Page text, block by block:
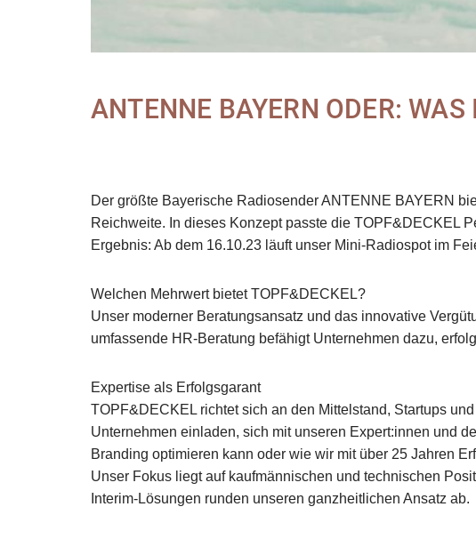
ANTENNE BAYERN ODER: WAS
Der größte Bayerische Radiosender ANTENNE BAYERN
Reichweite. In dieses Konzept passte die TOPF&DECKEL
Ergebnis: Ab dem 16.10.23 läuft unser Mini-Radiospot im
Welchen Mehrwert bietet TOPF&DECKEL?
Unser moderner Beratungsansatz und das innovative
umfassende HR-Beratung befähigt Unternehmen dazu,
Expertise als Erfolgsgarant
TOPF&DECKEL richtet sich an den Mittelstand, Startups
Unternehmen einladen, sich mit unseren Expert:innen und
Branding optimieren kann oder wie wir mit über 25 Jahren
Unser Fokus liegt auf kaufmännischen und technischen
Interim-Lösungen runden unseren ganzheitlichen Ansatz ab.